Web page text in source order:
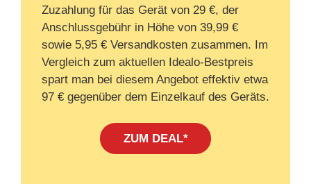
Zuzahlung für das Gerät von 29 €, der
Anschlussgebühr in Höhe von 39,99 €
sowie 5,95 € Versandkosten zusammen. Im
Vergleich zum aktuellen Idealo-Bestpreis
spart man bei diesem Angebot effektiv etwa
97 € gegenüber dem Einzelkauf des Geräts.
ZUM DEAL*